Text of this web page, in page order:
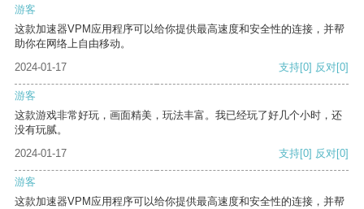
游客
这款加速器VPM应用程序可以给你提供最高速度和安全性的连接，并帮
助你在网络上自由移动。
2024-01-17
支持[0] 反对[0]
游客
这款游戏非常好玩，画面精美，玩法丰富。我已经玩了好几个小时，还
没有玩腻。
2024-01-17
支持[0] 反对[0]
游客
这款加速器VPM应用程序可以给你提供最高速度和安全性的连接，并帮